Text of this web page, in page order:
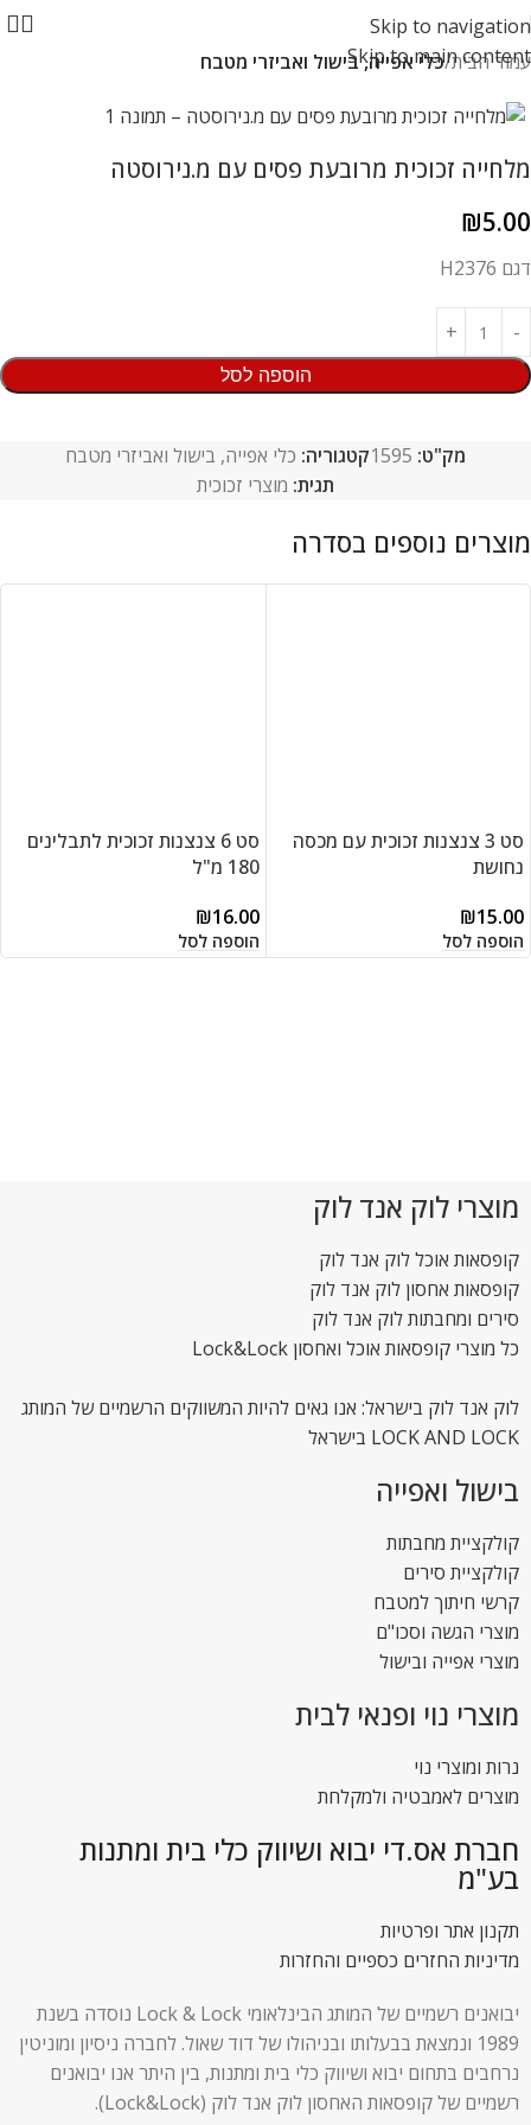
Skip to navigation
Skip to main content
עמוד הבית כלי אפייה, בישול ואביזרי מטבח
מלחייה זכוכית מרובעת פסים עם מ.נירוסטה
₪5.00
דגם H2376
הוספה לסל
מק"ט: 1595קטגוריה: כלי אפייה, בישול ואביזרי מטבח
תגית: מוצרי זכוכית
סט 3 צנצנות זכוכית עם מכסה
נחושת
₪15.00
הוספה לסל
סט 6 צנצנות זכוכית לתבלינים
180 מ"ל
₪16.00
הוספה לסל
מוצרי לוק אנד לוק
קופסאות אוכל לוק אנד לוק
קופסאות אחסון לוק אנד לוק
סירים ומחבתות לוק אנד לוק
כל מוצרי קופסאות אוכל ואחסון Lock&Lock
לוק אנד לוק בישראל: אנו גאים להיות המשווקים הרשמיים של המותג
LOCK AND LOCK בישראל
בישול ואפייה
קולקציית מחבתות
קולקציית סירים
קרשי חיתוך למטבח
מוצרי הגשה וסכו"ם
מוצרי אפייה ובישול
מוצרי נוי ופנאי לבית
נרות ומוצרי נוי
מוצרים לאמבטיה ולמקלחת
חברת אס.די יבוא ושיווק כלי בית ומתנות
בע"מ
תקנון אתר ופרטיות
מדיניות החזרים כספיים והחזרות
יבואנים רשמיים של המותג הבינלאומי Lock & Lock נוסדה בשנת
1989 ונמצאת בבעלותו ובניהולו של דוד שאול. לחברה ניסיון ומוניטין
נרחבים בתחום יבוא ושיווק כלי בית ומתנות, בין היתר אנו יבואנים
רשמיים של קופסאות האחסון לוק אנד לוק (Lock&Lock).